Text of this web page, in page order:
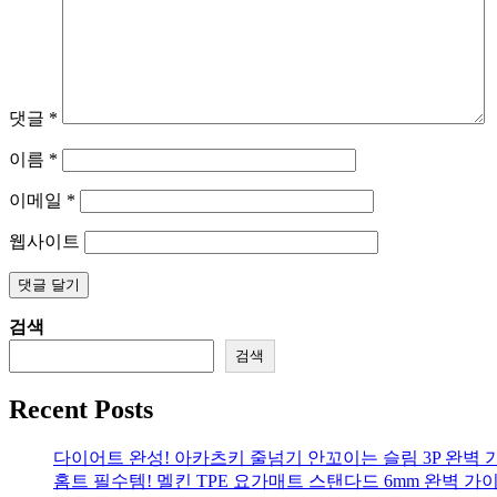
댓글 *
이름 *
이메일 *
웹사이트
검색
검색
Recent Posts
다이어트 완성! 아카츠키 줄넘기 안꼬이는 슬림 3P 완벽
홈트 필수템! 멜킨 TPE 요가매트 스탠다드 6mm 완벽 가